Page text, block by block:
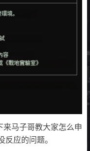
马子哥教大家怎么申
反应的问题。